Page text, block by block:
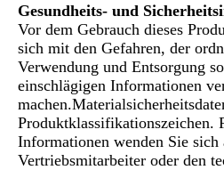
Gesundheits- und
Vor dem Gebrauch dieses
sich mit den Gefahren, der
Verwendung und Entsorgung
einschlägigen Informationen
Produktklassifikationszeichen.
Informationen wenden Sie sich
Vertriebsmitarbeiter oder den